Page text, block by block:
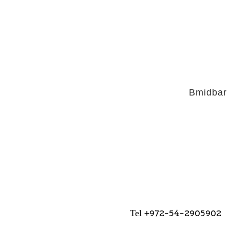
Bmidbar
Tel +972-54-2905902